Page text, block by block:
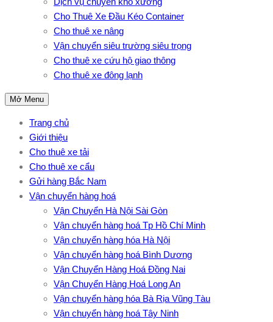
Cho Thuê Xe Đầu Kéo Container
Cho thuê xe nâng
Vận chuyển siêu trường siêu trọng
Cho thuê xe cứu hộ giao thông
Cho thuê xe đông lạnh
Mở Menu
Trang chủ
Giới thiệu
Cho thuê xe tải
Cho thuê xe cẩu
Gửi hàng Bắc Nam
Vận chuyển hàng hoá
Vận Chuyển Hà Nội Sài Gòn
Vận chuyển hàng hoá Tp Hồ Chí Minh
Vận chuyển hàng hóa Hà Nội
Vận chuyển hàng hoá Bình Dương
Vận Chuyển Hàng Hoá Đồng Nai
Vận Chuyển Hàng Hoá Long An
Vận chuyển hàng hóa Bà Rịa Vũng Tàu
Vận chuyển hàng hoá Tây Ninh